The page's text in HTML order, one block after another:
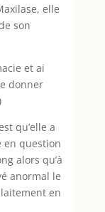
elle
son
et ai
donner
qu’elle a
question
alors qu’à
anormal le
en